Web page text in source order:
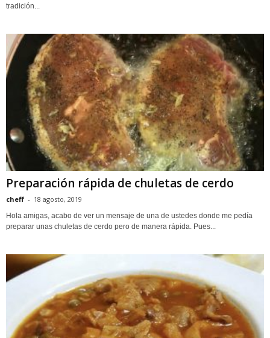
tradición...
Preparación rápida de chuletas de cerdo
cheff - 18 agosto, 2019
Hola amigas, acabo de ver un mensaje de una de ustedes donde me pedía
preparar unas chuletas de cerdo pero de manera rápida. Pues...